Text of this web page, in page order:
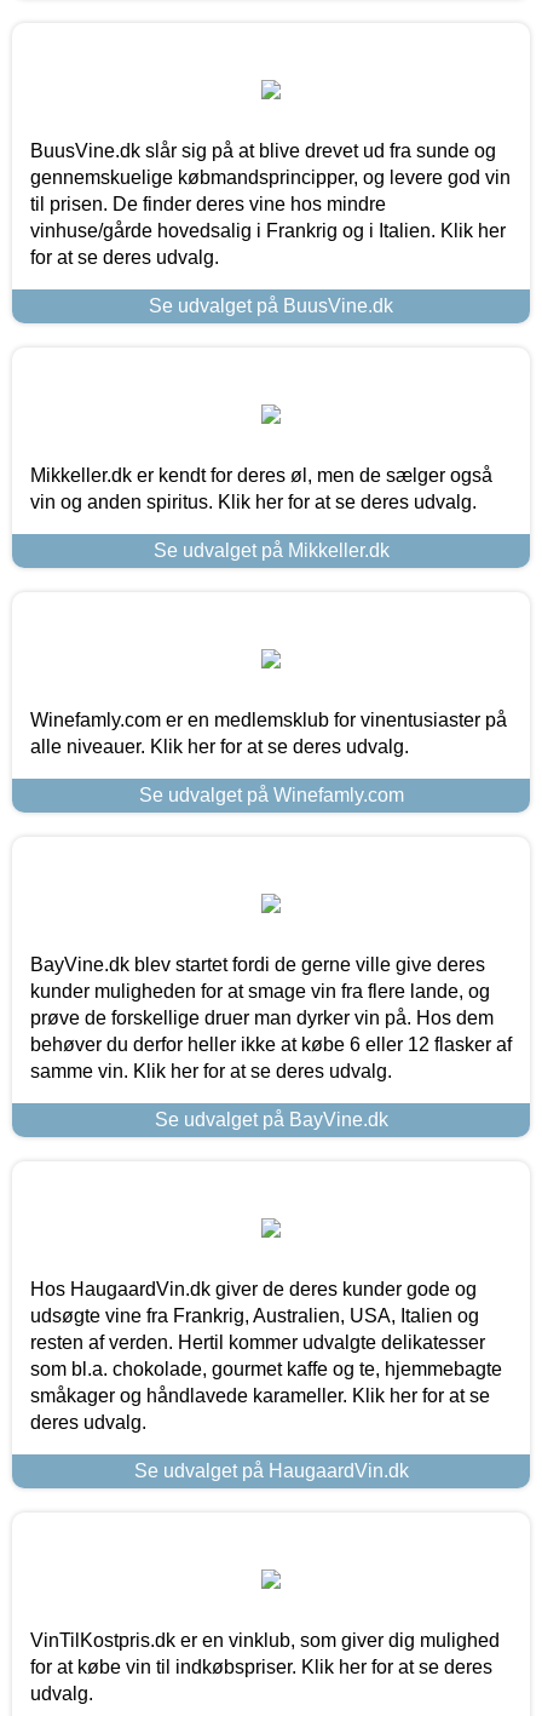
BuusVine.dk slår sig på at blive drevet ud fra sunde og
gennemskuelige købmandsprincipper, og levere god vin
til prisen. De finder deres vine hos mindre
vinhuse/gårde hovedsalig i Frankrig og i Italien. Klik her
for at se deres udvalg.
Se udvalget på BuusVine.dk
Mikkeller.dk er kendt for deres øl, men de sælger også
vin og anden spiritus. Klik her for at se deres udvalg.
Se udvalget på Mikkeller.dk
Winefamly.com er en medlemsklub for vinentusiaster på
alle niveauer. Klik her for at se deres udvalg.
Se udvalget på Winefamly.com
BayVine.dk blev startet fordi de gerne ville give deres
kunder muligheden for at smage vin fra flere lande, og
prøve de forskellige druer man dyrker vin på. Hos dem
behøver du derfor heller ikke at købe 6 eller 12 flasker af
samme vin. Klik her for at se deres udvalg.
Se udvalget på BayVine.dk
Hos HaugaardVin.dk giver de deres kunder gode og
udsøgte vine fra Frankrig, Australien, USA, Italien og
resten af verden. Hertil kommer udvalgte delikatesser
som bl.a. chokolade, gourmet kaffe og te, hjemmebagte
småkager og håndlavede karameller. Klik her for at se
deres udvalg.
Se udvalget på HaugaardVin.dk
VinTilKostpris.dk er en vinklub, som giver dig mulighed
for at købe vin til indkøbspriser. Klik her for at se deres
udvalg.